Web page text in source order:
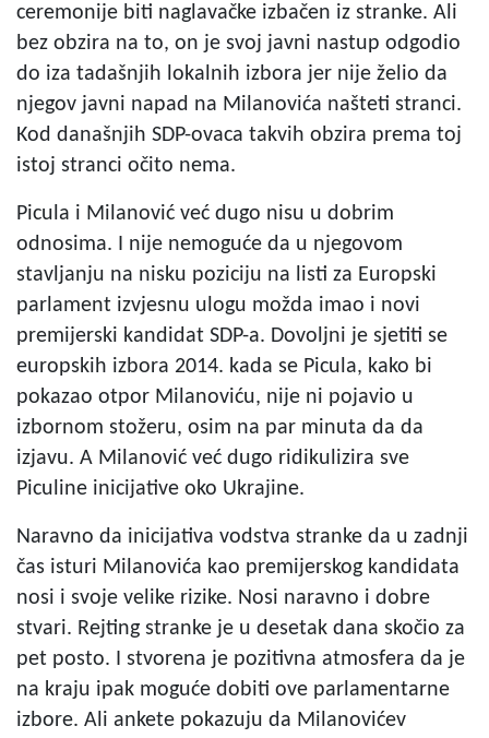
ceremonije biti naglavačke izbačen iz stranke. Ali
bez obzira na to, on je svoj javni nastup odgodio
do iza tadašnjih lokalnih izbora jer nije želio da
njegov javni napad na Milanovića našteti stranci.
Kod današnjih SDP-ovaca takvih obzira prema toj
istoj stranci očito nema.
Picula i Milanović već dugo nisu u dobrim
odnosima. I nije nemoguće da u njegovom
stavljanju na nisku poziciju na listi za Europski
parlament izvjesnu ulogu možda imao i novi
premijerski kandidat SDP-a. Dovoljni je sjetiti se
europskih izbora 2014. kada se Picula, kako bi
pokazao otpor Milanoviću, nije ni pojavio u
izbornom stožeru, osim na par minuta da da
izjavu. A Milanović već dugo ridikulizira sve
Piculine inicijative oko Ukrajine.
Naravno da inicijativa vodstva stranke da u zadnji
čas isturi Milanovića kao premijerskog kandidata
nosi i svoje velike rizike. Nosi naravno i dobre
stvari. Rejting stranke je u desetak dana skočio za
pet posto. I stvorena je pozitivna atmosfera da je
na kraju ipak moguće dobiti ove parlamentarne
izbore. Ali ankete pokazuju da Milanovićev